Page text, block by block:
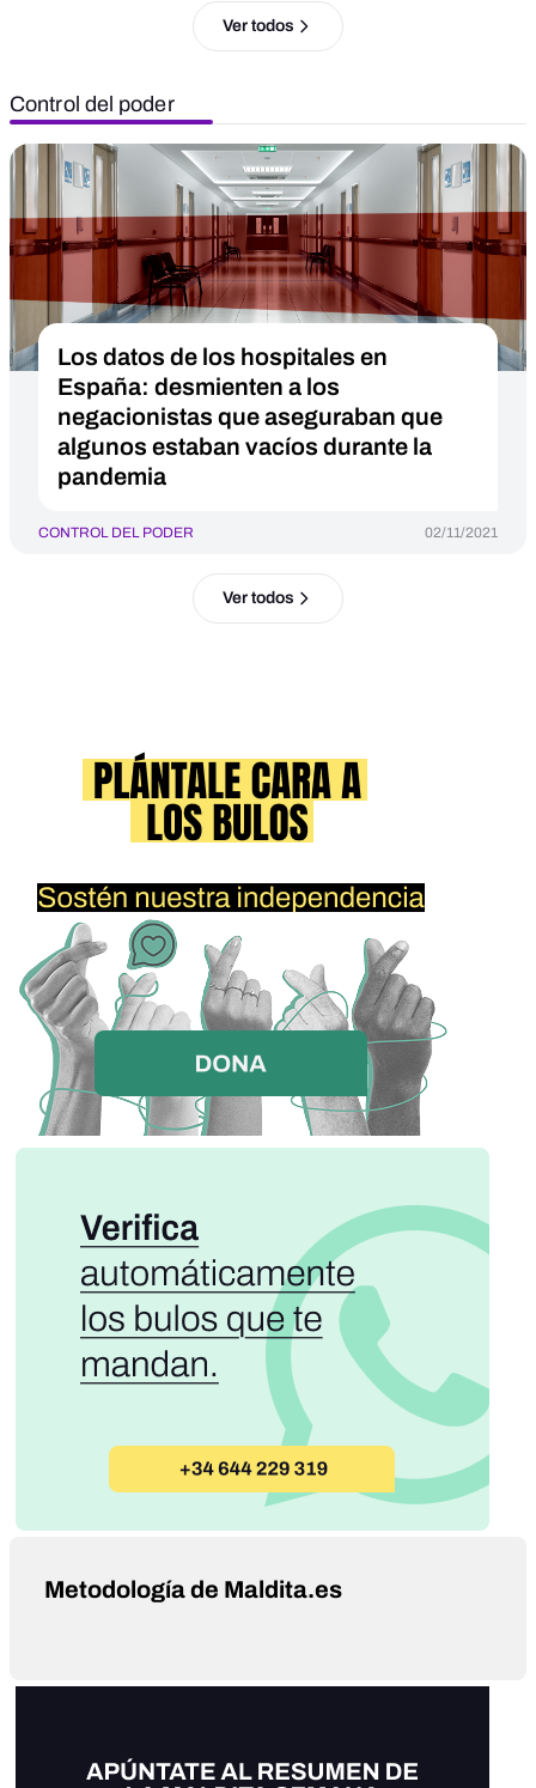
Ver todos
Control del poder
Los datos de los hospitales en
España: desmienten a los
negacionistas que aseguraban que
algunos estaban vacíos durante la
pandemia
CONTROL DEL PODER 02/11/2021
Ver todos
Metodología de Maldita.es